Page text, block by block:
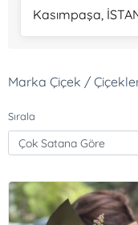
Kasımpaşa,
Marka Çiçek /
Sırala